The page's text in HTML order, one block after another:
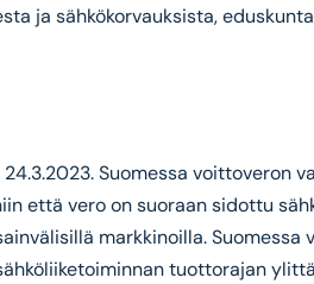
ja sähkökorvauksista,
Suomessa voittoveron
että vero on suoraan sidottu
markkinoilla. Suomessa
tuottorajan